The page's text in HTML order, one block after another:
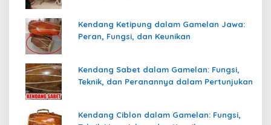
Kendang Ketipung dalam Gamelan Jawa:
Peran, Fungsi, dan Keunikan
Kendang Sabet dalam Gamelan: Fungsi,
Teknik, dan Peranannya dalam Pertunjukan
Kendang Ciblon dalam Gamelan: Fungsi,